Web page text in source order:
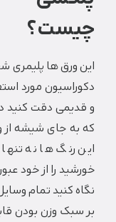
ها پلیمری شفاف
مورد استفاده
دقت کنید درب و
جای شیشه از ورق‌ های
ها نه تنها جذابیت
را از خود عبور می
کنید تمام وسایل را
وزن بودن قابلیت